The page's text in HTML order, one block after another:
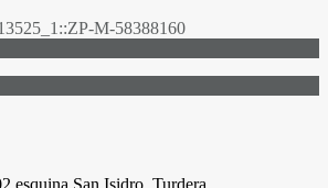
M-58388160